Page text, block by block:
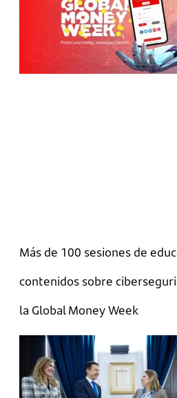
Más de 100 sesiones de
contenidos sobre
la Global Money Week